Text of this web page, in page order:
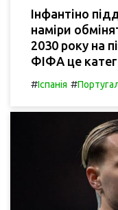
Інфантіно
наміри
2030 року на
ФІФА це
#Іспанія #